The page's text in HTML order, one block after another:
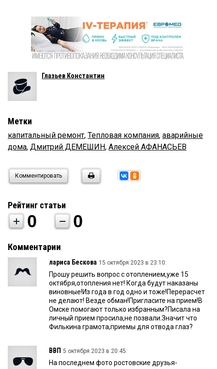
Глазьев Константин
Метки
капитальный ремонт, Тепловая компания, аварийные
дома, Дмитрий ДЕМЕШИН, Алексей АФАНАСЬЕВ
Комментировать
Рейтинг статьи
0 0
Комментарии
лариса Бескова 15 октября 2023 в 23:10:
Прошу решить вопрос с отоплением,уже 15
октября,отопления нет! Когда будут наказаны
виновные!Из года в год одно и тоже!Перерасчет
не делают! Везде обман!Пригласите на прием!В
Омске помогают только избранным?Писала на
личный прием просила,не позвали.Значит что
Филькина грамота,приемы для отвода глаз?
ВВП 5 октября 2023 в 20:45:
На последнем фото ростовские друзья-